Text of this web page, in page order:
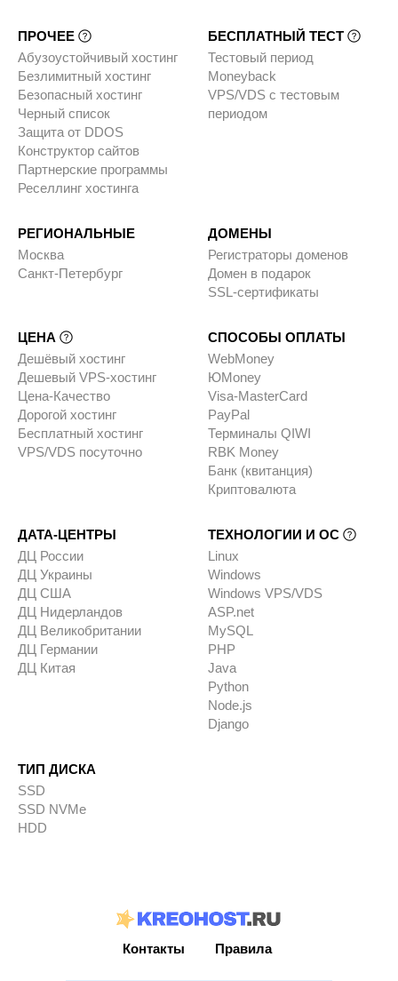
ПРОЧЕЕ
Абузоустойчивый хостинг
Безлимитный хостинг
Безопасный хостинг
Черный список
Защита от DDOS
Конструктор сайтов
Партнерские программы
Реселлинг хостинга
БЕСПЛАТНЫЙ ТЕСТ
Тестовый период
Moneyback
VPS/VDS с тестовым
периодом
РЕГИОНАЛЬНЫЕ
Москва
Санкт-Петербург
ДОМЕНЫ
Регистраторы доменов
Домен в подарок
SSL-сертификаты
ЦЕНА
Дешёвый хостинг
Дешевый VPS-хостинг
Цена-Качество
Дорогой хостинг
Бесплатный хостинг
VPS/VDS посуточно
СПОСОБЫ ОПЛАТЫ
WebMoney
ЮMoney
Visa-MasterCard
PayPal
Терминалы QIWI
RBK Money
Банк (квитанция)
Криптовалюта
ДАТА-ЦЕНТРЫ
ДЦ России
ДЦ Украины
ДЦ США
ДЦ Нидерландов
ДЦ Великобритании
ДЦ Германии
ДЦ Китая
ТЕХНОЛОГИИ И ОС
Linux
Windows
Windows VPS/VDS
ASP.net
MySQL
PHP
Java
Python
Node.js
Django
ТИП ДИСКА
SSD
SSD NVMe
HDD
Контакты Правила